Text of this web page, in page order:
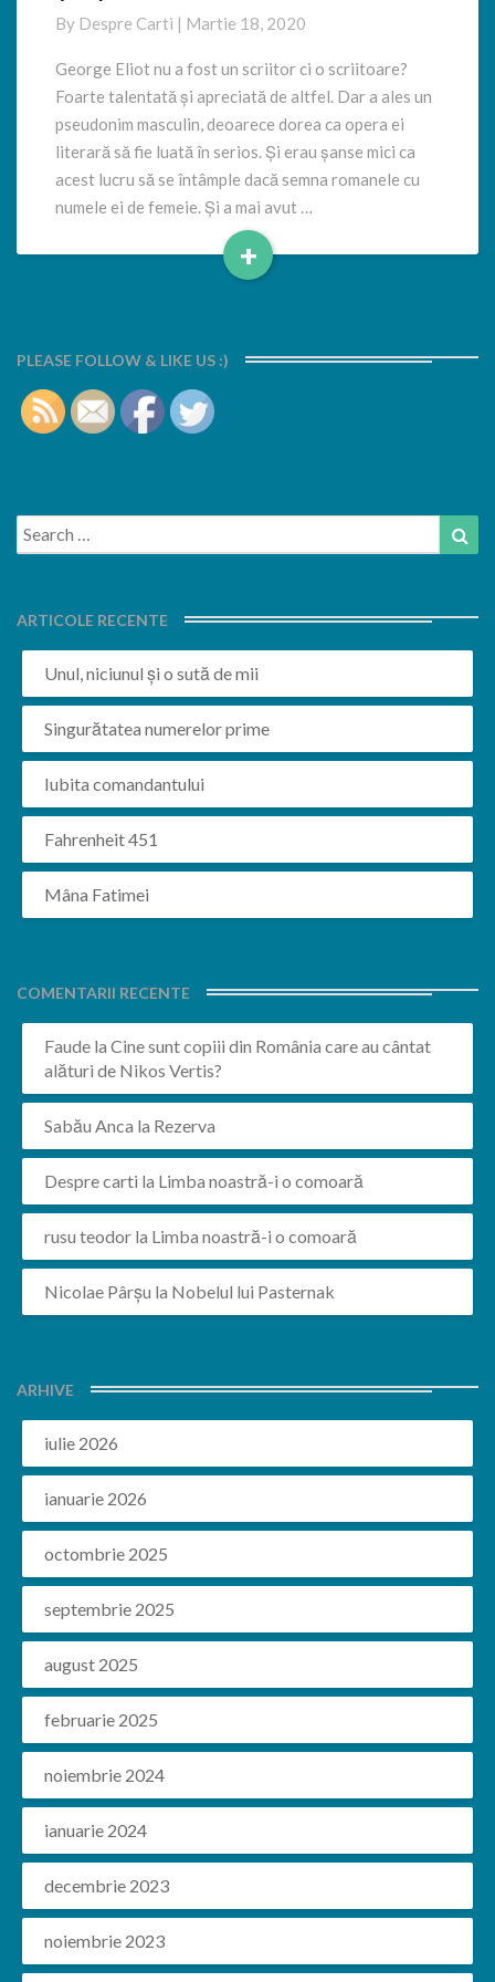
By Despre Carti | Martie 18, 2020
George Eliot nu a fost un scriitor ci o scriitoare?
Foarte talentată și apreciată de altfel. Dar a ales un
pseudonim masculin, deoarece dorea ca opera ei
literară să fie luată în serios. Și erau șanse mici ca
acest lucru să se întâmple dacă semna romanele cu
numele ei de femeie. Și a mai avut …
+
Read
PLEASE FOLLOW & LIKE US :)
Search
for:
ARTICOLE RECENTE
Unul, niciunul și o sută de mii
Singurătatea numerelor prime
Iubita comandantului
Fahrenheit 451
Mâna Fatimei
COMENTARII RECENTE
Faude la Cine sunt copiii din România care au cântat
alături de Nikos Vertis?
Sabău Anca la Rezerva
Despre carti la Limba noastră-i o comoară
rusu teodor la Limba noastră-i o comoară
Nicolae Pârșu la Nobelul lui Pasternak
ARHIVE
iulie 2026
ianuarie 2026
octombrie 2025
septembrie 2025
august 2025
februarie 2025
noiembrie 2024
ianuarie 2024
decembrie 2023
noiembrie 2023